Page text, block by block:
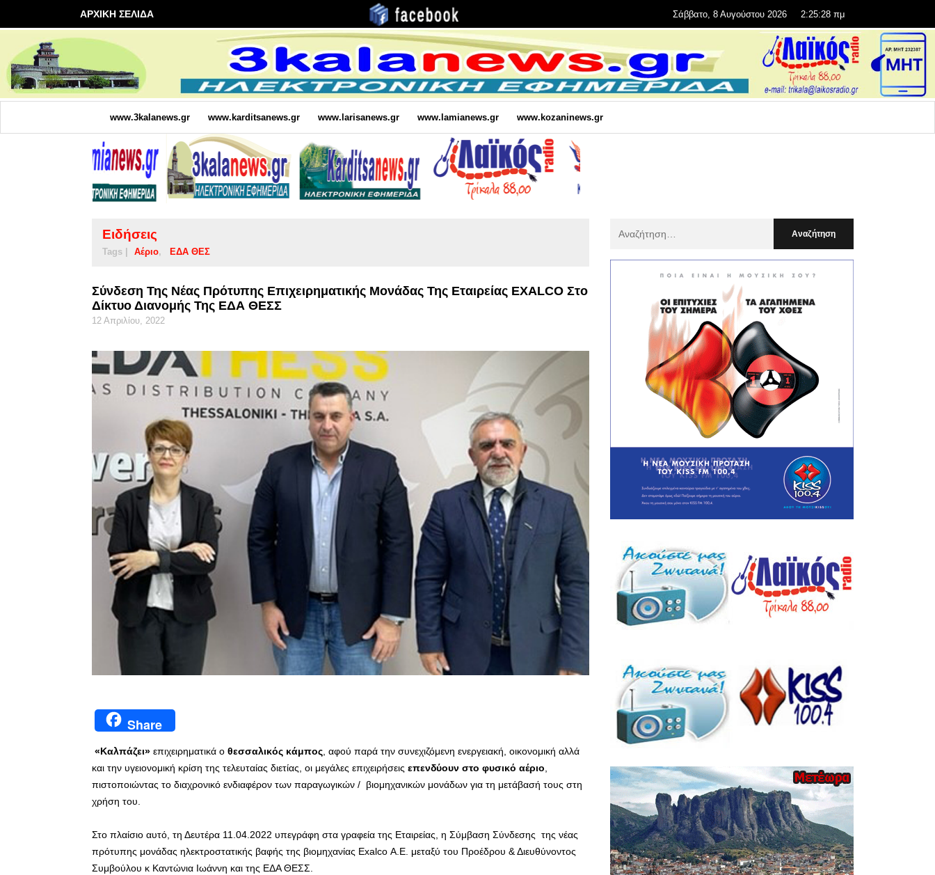
ΑΡΧΙΚΗ ΣΕΛΙΔΑ Σάββατο, 8 Αυγούστου 2026 2:25:30 πμ
www.3kalanews.gr www.karditsanews.gr www.larisanews.gr www.lamianews.gr www.kozaninews.gr
Ειδήσεις
Tags | Αέριο ΕΔΑ ΘΕΣ
Σύνδεση Της Νέας Πρότυπης Επιχειρηματικής Μονάδας Της Εταιρείας EXALCO Στο
Δίκτυο Διανομής Της ΕΔΑ ΘΕΣΣ
12 Απριλίου, 2022
Share
«Καλπάζει» επιχειρηματικά ο θεσσαλικός κάμπος , αφού παρά την συνεχιζόμενη ενεργειακή, οικονομική αλλά
και την υγειονομική κρίση της τελευταίας διετίας, οι μεγάλες επιχειρήσεις επενδύουν στο φυσικό αέριο
πιστοποιώντας το διαχρονικό ενδιαφέρον των παραγωγικών / βιομηχανικών μονάδων για τη μετάβασή τους στη
χρήση του.
Στο πλαίσιο αυτό, τη Δευτέρα 11.04.2022 υπεγράφη στα γραφεία της Εταιρείας, η Σύμβαση Σύνδεσης της νέας
πρότυπης μονάδας ηλεκτροστατικής βαφής της βιομηχανίας Exalco Α.Ε. μεταξύ του Προέδρου & Διευθύνοντος
Συμβούλου κ Καντώνια Ιωάννη και της ΕΔΑ ΘΕΣΣ.
: